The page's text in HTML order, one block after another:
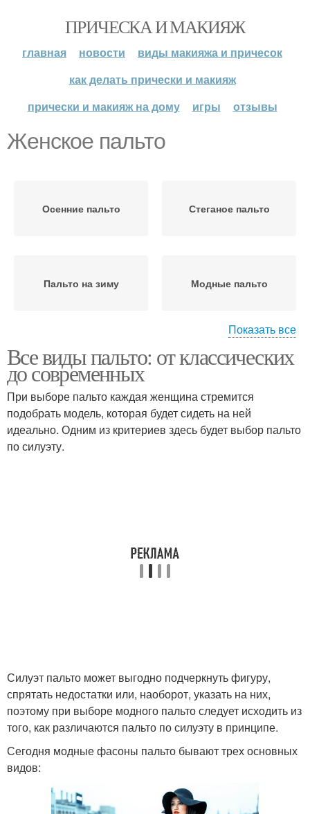
ПРИЧЕСКА И МАКИЯЖ
главная новости
виды макияжа и причесок
как делать прически и макияж
прически и макияж на дому
игры отзывы
Женское пальто
Осенние пальто Стеганое пальто
Пальто на зиму Модные пальто
Пальто для создания Пальто на весну
Снуд к зимнему пальто Пальто с джинсами
Зимние пальто Пальто в моде
Базовое пальто Шерстяное пальто
Показать все
Все виды пальто: от классических
до современных
При выборе пальто каждая женщина стремится
подобрать модель, которая будет сидеть на ней
идеально. Одним из критериев здесь будет выбор пальто
по силуэту.
Силуэт пальто может выгодно подчеркнуть фигуру,
спрятать недостатки или, наоборот, указать на них,
поэтому при выборе модного пальто следует исходить из
того, как различаются пальто по силуэту в принципе.
Сегодня модные фасоны пальто бывают трех основных
видов: